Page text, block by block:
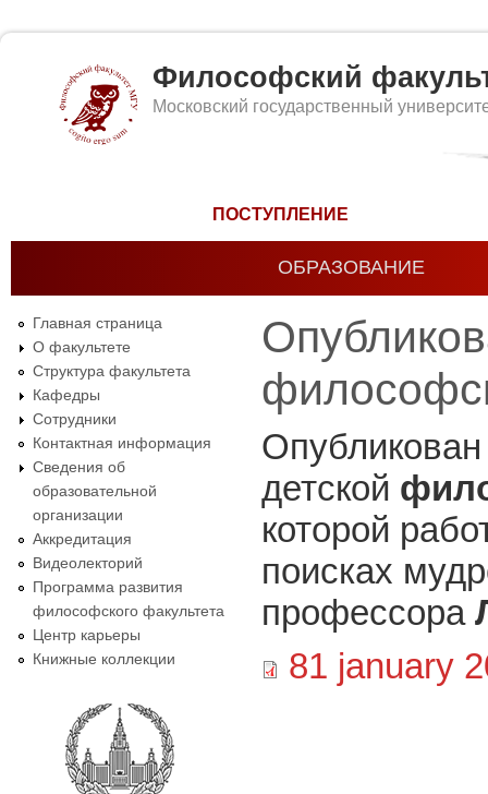
Философский
Московский государственный
ПОСТУПЛЕНИЕ
ОБРАЗОВАНИЕ
Главная страница
О факультете
Структура факультета
Кафедры
Сотрудники
Контактная информация
Сведения об
образовательной
организации
Аккредитация
Видеолекторий
Программа развития
философского факультета
Центр карьеры
Книжные коллекции
детской
которой
поисках
профессора
81 january